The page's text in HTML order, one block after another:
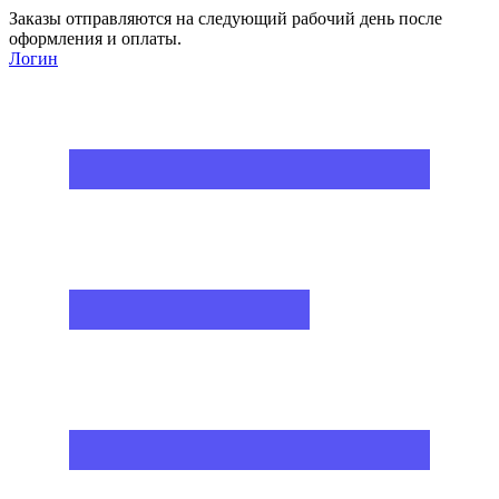
Заказы отправляются на следующий рабочий день после
оформления и оплаты.
Логин